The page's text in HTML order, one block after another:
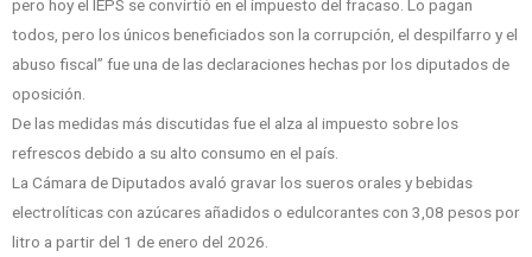
pero hoy el IEPS se convirtió en el impuesto del fracaso. Lo pagan
todos, pero los únicos beneficiados son la corrupción, el despilfarro y el
abuso fiscal” fue una de las declaraciones hechas por los diputados de
oposición.
De las medidas más discutidas fue el alza al impuesto sobre los
refrescos debido a su alto consumo en el país.
La Cámara de Diputados avaló gravar los sueros orales y bebidas
electrolíticas con azúcares añadidos o edulcorantes con 3,08 pesos por
litro a partir del 1 de enero del 2026.